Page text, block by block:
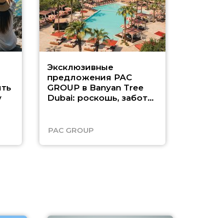
Эксклюзивные
предложения PAC
GROUP в Banyan Tree
Dubai: роскошь, забота
PAC GROUP